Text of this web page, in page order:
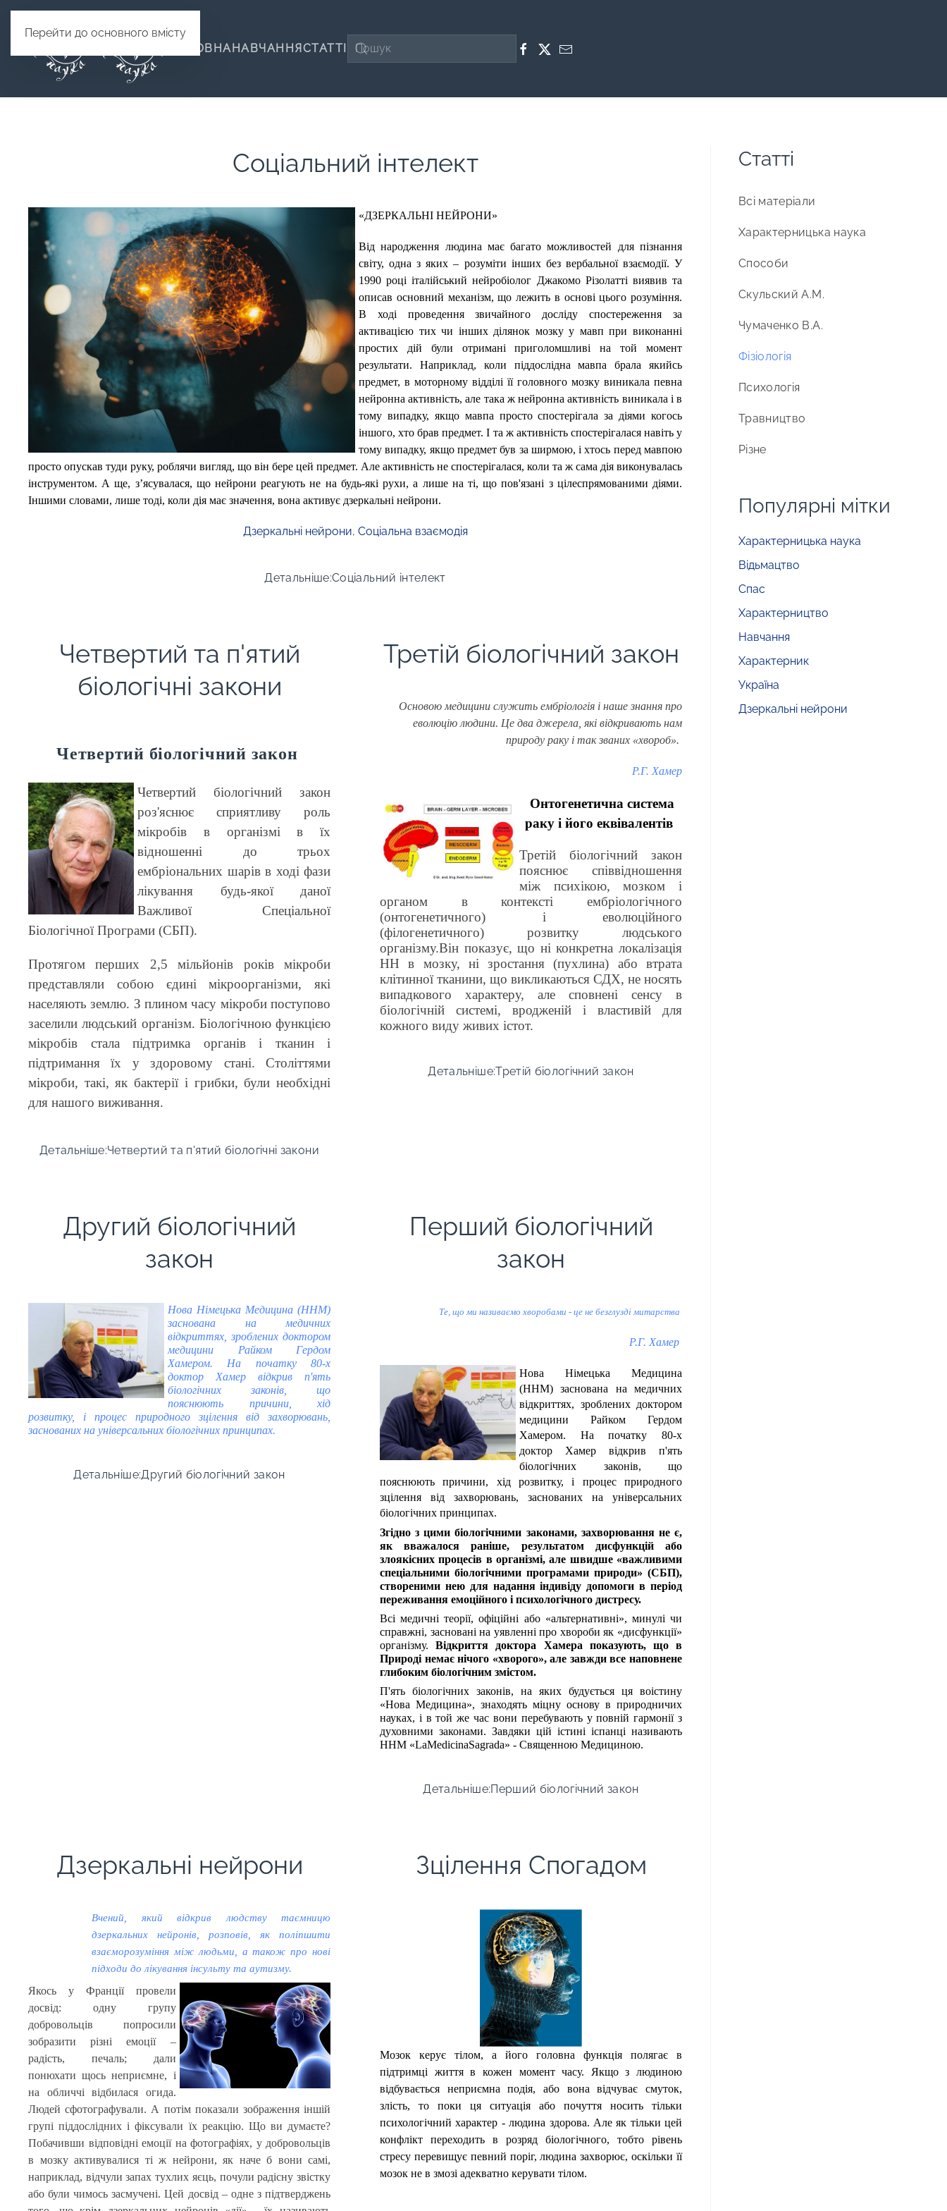
Перейти до основного вмісту
ГОЛОВНАНАВЧАННЯСТАТТІ
Cоціальний інтелект
«ДЗЕРКАЛЬНІ НЕЙРОНИ»
Від народження людина має багато можливостей для пізнання
світу, одна з яких – розуміти інших без вербальної взаємодії. У
1990 році італійський нейробіолог Джакомо Різолатті виявив та
описав основний механізм, що лежить в основі цього розуміння.
В ході проведення звичайного досліду спостереження за
активацією тих чи інших ділянок мозку у мавп при виконанні
простих дій були отримані приголомшливі на той момент
результати. Наприклад, коли піддослідна мавпа брала якийсь
предмет, в моторному відділі її головного мозку виникала певна
нейронна активність, але така ж нейронна активність виникала і в
тому випадку, якщо мавпа просто спостерігала за діями когось
іншого, хто брав предмет. І та ж активність спостерігалася навіть у
тому випадку, якщо предмет був за ширмою, і хтось перед мавпою
просто опускав туди руку, роблячи вигляд, що він бере цей предмет. Але активність не спостерігалася, коли та ж сама дія виконувалась
інструментом. А ще, з’ясувалася, що нейрони реагують не на будь-які рухи, а лише на ті, що пов'язані з цілеспрямованими діями.
Іншими словами, лише тоді, коли дія має значення, вона активує дзеркальні нейрони.
Дзеркальні нейрони, Соціальна взаємодія
Детальніше:Cоціальний інтелект
Четвертий та п'ятий
біологічні закони
Четвертий біологічний закон
Четвертий біологічний закон
роз'яснює сприятливу роль
мікробів в організмі в їх
відношенні до трьох
ембріональних шарів в ході фази
лікування будь-якої даної
Важливої Спеціальної
Біологічної Програми (СБП).
Протягом перших 2,5 мільйонів років мікроби
представляли собою єдині мікроорганізми, які
населяють землю. З плином часу мікроби поступово
заселили людський організм. Біологічною функцією
мікробів стала підтримка органів і тканин і
підтримання їх у здоровому стані. Століттями
мікроби, такі, як бактерії і грибки, були необхідні
для нашого виживання.
Детальніше:Четвертий та п'ятий біологічні закони
Третій біологічний закон
Основою медицини служить ембріологія і наше знання про
еволюцію людини. Це два джерела, які відкривають нам
природу раку і так званих «хвороб».
Р.Г. Хамер
Онтогенетична система
раку і його еквівалентів
Третій біологічний закон
пояснює співвідношення
між психікою, мозком і
органом в контексті ембріологічного
(онтогенетичного) і еволюційного
(філогенетичного) розвитку людського
організму.Він показує, що ні конкретна локалізація
НН в мозку, ні зростання (пухлина) або втрата
клітинної тканини, що викликаються СДХ, не носять
випадкового характеру, але сповнені сенсу в
біологічній системі, вродженій і властивій для
кожного виду живих істот.
Детальніше:Третій біологічний закон
Другий біологічний
закон
Нова Німецька Медицина (ННМ)
заснована на медичних
відкриттях, зроблених доктором
медицини Райком Гердом
Хамером. На початку 80-х
доктор Хамер відкрив п'ять
біологічних законів, що
пояснюють причини, хід
розвитку, і процес природного зцілення від захворювань,
заснованих на універсальних біологічних принципах.
Детальніше:Другий біологічний закон
Перший біологічний
закон
Те, що ми називаємо хворобами - це не безглузді митарства
Р.Г. Хамер
Нова Німецька Медицина
(ННМ) заснована на медичних
відкриттях, зроблених доктором
медицини Райком Гердом
Хамером. На початку 80-х
доктор Хамер відкрив п'ять
біологічних законів, що
пояснюють причини, хід розвитку, і процес природного
зцілення від захворювань, заснованих на універсальних
біологічних принципах.
Згідно з цими біологічними законами, захворювання не є,
як вважалося раніше, результатом дисфункцій або
злоякісних процесів в організмі, але швидше «важливими
спеціальними біологічними програмами природи» (СБП),
створеними нею для надання індивіду допомоги в період
переживання емоційного і психологічного дистресу.
Всі медичні теорії, офіційні або «альтернативні», минулі чи
справжні, засновані на уявленні про хвороби як «дисфункції»
організму.Відкриття доктора Хамера показують, що в
Природі немає нічого «хворого», але завжди все наповнене
глибоким біологічним змістом.
П'ять біологічних законів, на яких будується ця воістину
«Нова Медицина», знаходять міцну основу в природничих
науках, і в той же час вони перебувають у повній гармонії з
духовними законами. Завдяки цій істині іспанці називають
ННМ «LaMedicinaSagrada» - Священною Медициною.
Детальніше:Перший біологічний закон
Дзеркальні нейрони
Вчений, який відкрив людству таємницю
дзеркальних нейронів, розповів, як поліпшити
взаєморозуміння між людьми, а також про нові
підходи до лікування інсульту та аутизму.
Якось у Франції провели
досвід: одну групу
добровольців попросили
зобразити різні емоції –
радість, печаль; дали
понюхати щось неприємне, і
на обличчі відбилася огида.
Людей сфотографували. А потім показали зображення іншій
групі піддослідних і фіксували їх реакцію. Що ви думаєте?
Побачивши відповідні емоції на фотографіях, у добровольців
в мозку активувалися ті ж нейрони, як наче б вони самі,
наприклад, відчули запах тухлих яєць, почули радісну звістку
або були чимось засмучені. Цей досвід – одне з підтверджень
Зцілення Спогадом
Мозок керує тілом, а його головна функція полягає в
підтримці життя в кожен момент часу. Якщо з людиною
відбувається неприємна подія, або вона відчуває смуток,
злість, то поки ця ситуація або почуття носить тільки
психологічний характер - людина здорова. Але як тільки цей
конфлікт переходить в розряд біологічного, тобто рівень
стресу перевищує певний поріг, людина захворює, оскільки її
мозок не в змозі адекватно керувати тілом.
Статті
Всі матеріали
Характерницька наука
Способи
Скульский А.М.
Чумаченко В.А.
Фізіологія
Психологія
Травництво
Різне
Популярні мітки
Характерницька наука
Відьмацтво
Спас
Характерництво
Навчання
Характерник
Україна
Дзеркальні нейрони